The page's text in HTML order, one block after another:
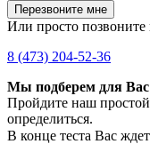
Перезвоните мне
Или просто позвоните
8 (473) 204-52-36
Мы подберем для
Пройдите наш
определиться.
В конце теста Вас